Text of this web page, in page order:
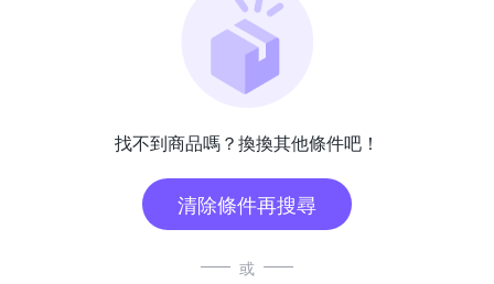
找不到商品嗎？換換其他條件吧！
清除條件再搜尋
或